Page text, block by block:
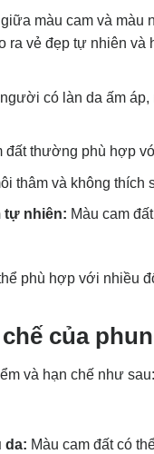
màu cam và màu
ra vẻ đẹp tự nhiên
có làn da ấm
đất thường phù hợp
thâm và không
tự nhiên: Màu cam
phù hợp với nhiều
của
và hạn chế như sau:
da: Màu cam đất có